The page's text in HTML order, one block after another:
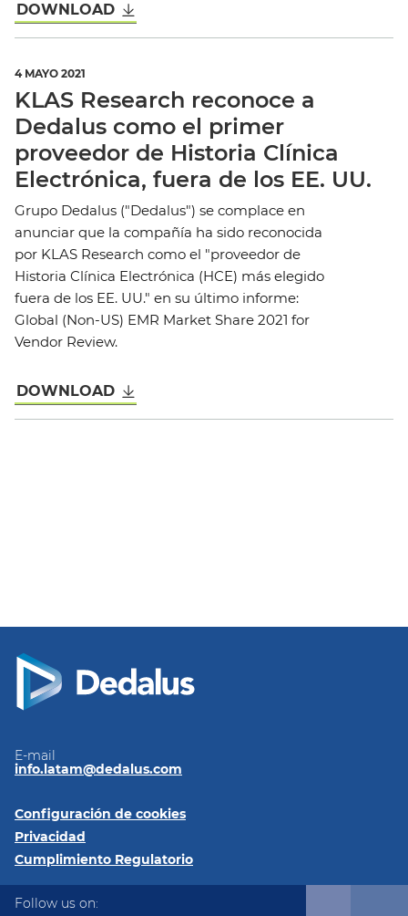
DOWNLOAD
4 MAYO 2021
KLAS Research reconoce a
Dedalus como el primer
proveedor de Historia Clínica
Electrónica, fuera de los EE. UU.
Grupo Dedalus ("Dedalus") se complace en
anunciar que la compañía ha sido reconocida
por KLAS Research como el "proveedor de
Historia Clínica Electrónica (HCE) más elegido
fuera de los EE. UU." en su último informe:
Global (Non-US) EMR Market Share 2021 for
Vendor Review.
DOWNLOAD
E-mail
info.latam@dedalus.com
Configuración de cookies
Privacidad
Cumplimiento Regulatorio
Follow us on: